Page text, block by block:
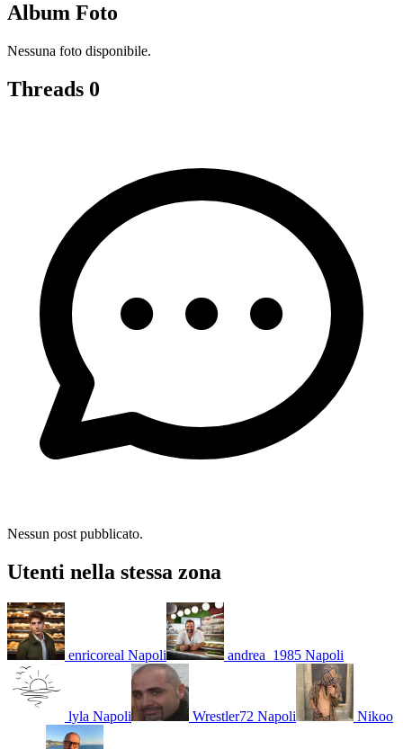
Album Foto
Nessuna foto disponibile.
Threads 0
Nessun post pubblicato.
Utenti nella stessa zona
enricoreal Napoli andrea_1985 Napoli
lyla Napoli Wrestler72 Napoli Nikoo